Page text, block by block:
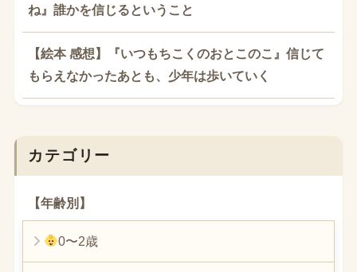
ね』誰かを信じるということ
【絵本 感想】『いつもちこくのおとこのこ』信じて
もらえなかったあとも、少年は歩いていく
カテゴリー
【年齢別】
0〜2歳